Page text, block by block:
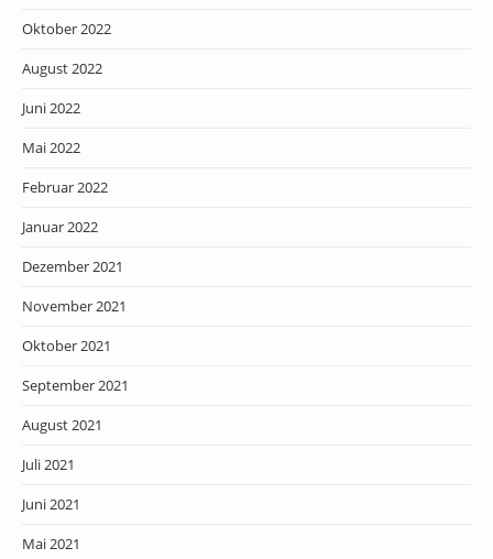
Oktober 2022
August 2022
Juni 2022
Mai 2022
Februar 2022
Januar 2022
Dezember 2021
November 2021
Oktober 2021
September 2021
August 2021
Juli 2021
Juni 2021
Mai 2021